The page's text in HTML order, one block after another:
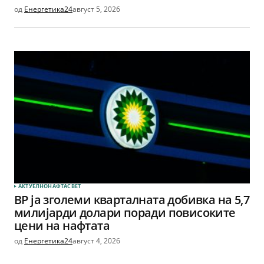
од Енергетика24август 5, 2026
АКТУЕЛНОНАФТАСВЕТ
BP ја зголеми кварталната добивка на 5,7
милијарди долари поради повисоките
цени на нафтата
од Енергетика24август 4, 2026